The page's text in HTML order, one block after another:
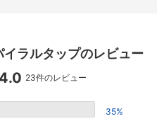
ラルタップのレビュー
4
4.0 23件のレビュー
35%